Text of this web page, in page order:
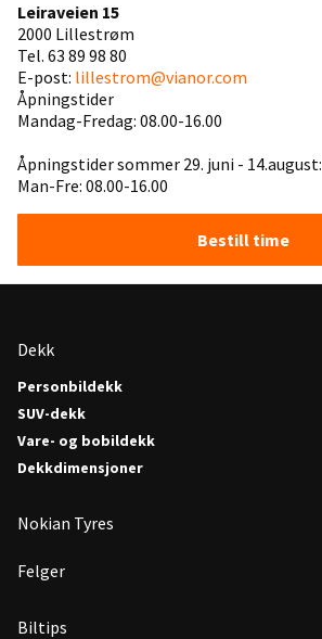
Leiraveien 15
2000 Lillestrøm
Tel. 63 89 98 80
E-post: lillestrom@vianor.com
Åpningstider
Mandag-Fredag: 08.00-16.00
Åpningstider sommer 29. juni - 14.august:
Man-Fre: 08.00-16.00
Bestill time
Dekk
Personbildekk
SUV-dekk
Vare- og bobildekk
Dekkdimensjoner
Nokian Tyres
Felger
Biltips